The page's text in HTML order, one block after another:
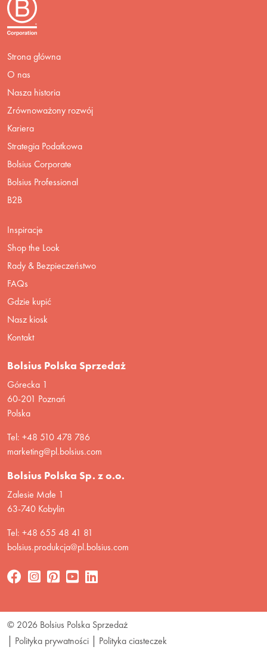
Strona główna
O nas
Nasza historia
Zrównoważony rozwój
Kariera
Strategia Podatkowa
Bolsius Corporate
Bolsius Professional
B2B
Inspiracje
Shop the Look
Rady & Bezpieczeństwo
FAQs
Gdzie kupić
Nasz kiosk
Kontakt
Bolsius Polska Sprzedaż
Górecka 1
60-201 Poznań
Polska
Tel: +48 510 478 786
marketing@pl.bolsius.com
Bolsius Polska Sp. z o.o.
Zalesie Małe 1
63-740 Kobylin
Tel: +48 655 48 41 81
bolsius.produkcja@pl.bolsius.com
© 2026 Bolsius Polska Sprzedaż
Polityka prywatności
Polityka ciasteczek